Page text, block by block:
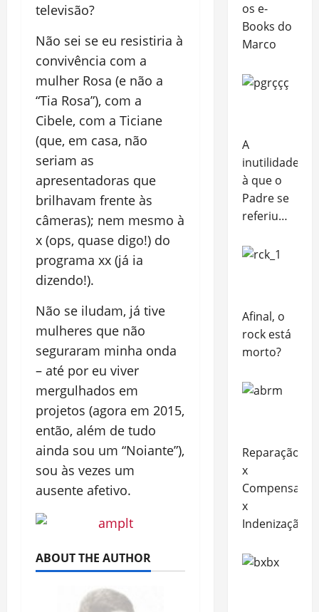
televisão?
Não sei se eu resistiria à
convivência com a
mulher Rosa (e não a
“Tia Rosa”), com a
Cibele, com a Ticiane
(que, em casa, não
seriam as
apresentadoras que
brilhavam frente às
câmeras); nem mesmo à
x (ops, quase digo!) do
programa xx (já ia
dizendo!).
Não se iludam, já tive
mulheres que não
seguraram minha onda
– até por eu viver
mergulhados em
projetos (agora em 2015,
então, além de tudo
ainda sou um “Noiante”),
sou às vezes um
ausente afetivo.
ABOUT THE AUTHOR
os e-
Books do
Marco
A
inutilidade
à que o
Padre se
referiu…
Afinal, o
rock está
morto?
Reparação
x
Compensação
x
Indenização